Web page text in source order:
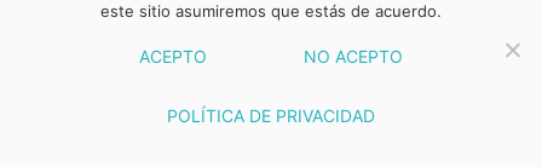
este sitio asumiremos que estás de acuerdo.
ACEPTO NO ACEPTO
POLÍTICA DE PRIVACIDAD